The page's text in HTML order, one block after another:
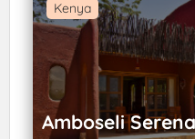
Kenya
Amboseli